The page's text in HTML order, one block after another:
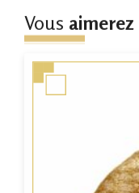
Vous aimerez